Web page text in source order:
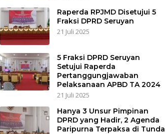
Raperda RPJMD Disetujui 5
Fraksi DPRD Seruyan
21 Juli 2025
5 Fraksi DPRD Seruyan
Setujui Raperda
Pertanggungjawaban
Pelaksanaan APBD TA 2024
21 Juli 2025
Hanya 3 Unsur Pimpinan
DPRD yang Hadir, 2 Agenda
Paripurna Terpaksa di Tunda